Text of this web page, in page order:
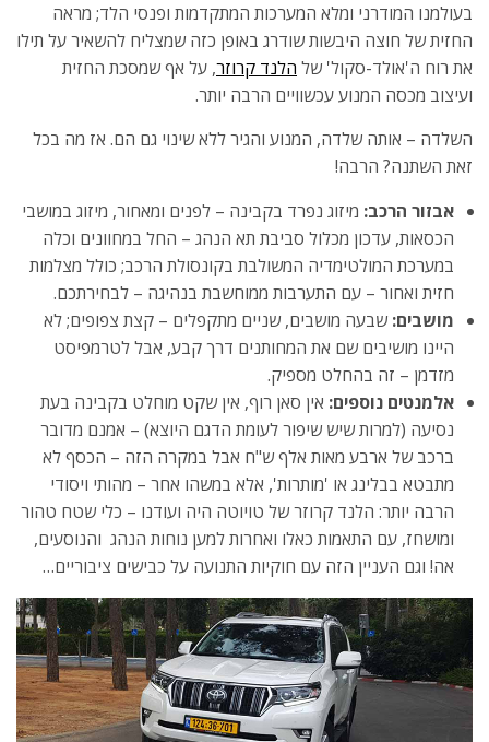
בעולמנו המודרני ומלא המערכות המתקדמות ופנסי הלד; מראה
החזית של חוצה היבשות שודרג באופן כזה שמצליח להשאיר על תילו
את רוח ה'אולד-סקול' של הלנד קרוזר, על אף שמסכת החזית
ועיצוב מכסה המנוע עכשוויים הרבה יותר.
השלדה – אותה שלדה, המנוע והגיר ללא שינוי גם הם. אז מה בכל
זאת השתנה? הרבה!
אבזור הרכב: מיזוג נפרד בקבינה – לפנים ומאחור, מיזוג במושבי
הכסאות, עדכון מכלול סביבת תא הנהג – החל במחוונים וכלה
במערכת המולטימדיה המשולבת בקונסולת הרכב; כולל מצלמות
חזית ואחור – עם התערבות ממוחשבת בנהיגה – לבחירתכם.
מושבים: שבעה מושבים, שניים מתקפלים – קצת צפופים; לא
היינו מושיבים שם את המחותנים דרך קבע, אבל לטרמפיסט
מזדמן – זה בהחלט מספיק.
אלמנטים נוספים: אין סאן רוף, אין שקט מוחלט בקבינה בעת
נסיעה (למרות שיש שיפור לעומת הדגם היוצא) – אמנם מדובר
ברכב של ארבע מאות אלף ש"ח אבל במקרה הזה – הכסף לא
מתבטא בבלינג או 'מותרות', אלא במשהו אחר – מהותי ויסודי
הרבה יותר: הלנד קרוזר של טויוטה היה ועודנו – כלי שטח טהור
ומושחז, עם התאמות כאלו ואחרות למען נוחות הנהג והנוסעים,
אה! וגם העניין הזה עם חוקיות התנועה על כבישים ציבוריים…